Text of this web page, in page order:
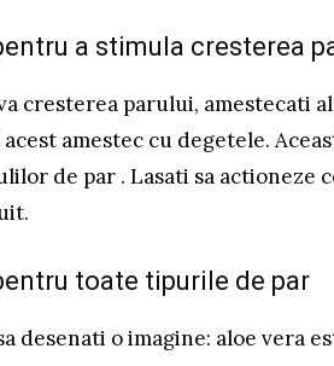
a stimula cresterea
cresterea parului, amestecati
amestec cu degetele.
de par . Lasati sa actioneze
toate tipurile de par
desenati o imagine: aloe vera